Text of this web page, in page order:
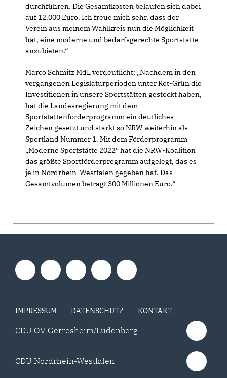
durchführen. Die Gesamtkosten belaufen sich dabei
auf 12.000 Euro. Ich freue mich sehr, dass der
Verein aus meinem Wahlkreis nun die Möglichkeit
hat, eine moderne und bedarfsgerechte Sportstätte
anzubieten.“
Marco Schmitz MdL verdeutlicht: „Nachdem in den
vergangenen Legislaturperioden unter Rot-Grün die
Investitionen in unsere Sportstätten gestockt haben,
hat die Landesregierung mit dem
Sportstättenförderprogramm ein deutliches
Zeichen gesetzt und stärkt so NRW weiterhin als
Sportland Nummer 1. Mit dem Förderprogramm
Moderne Sportstätte 2022“ hat die NRW-Koalition
das größte Sportförderprogramm aufgelegt, das es
je in Nordrhein-Westfalen gegeben hat. Das
Gesamtvolumen beträgt 300 Millionen Euro.“
IMPRESSUM DATENSCHUTZ KONTAKT
CDU OV Gerresheim/Ludenberg
CDU Nordrhein-Westfalen